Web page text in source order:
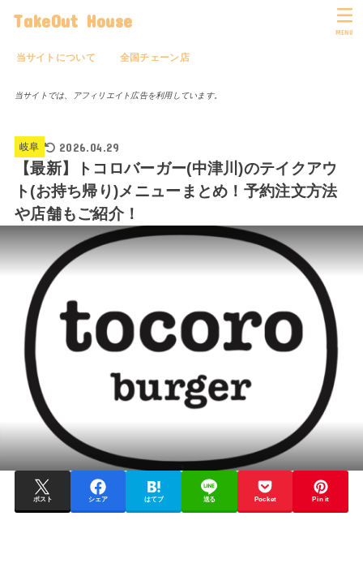
TakeOut House
当サイトについて 全国チェーン店
MENU
当サイトでは、アフィリエイト広告を利用しています。
岐阜 2026.04.29
【最新】トコロバーガー(中津川)のテイクアウ
ト(お持ち帰り)メニューまとめ！予約注文方法
や店舗もご紹介！
ポスト シェア はてブ 送る Pocket Pin it